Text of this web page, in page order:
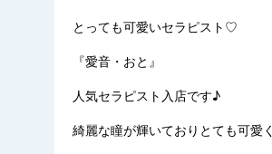
とっても可愛いセラピスト♡
『愛音・おと』
人気セラピスト入店です♪
綺麗な瞳が輝いておりとても可愛く